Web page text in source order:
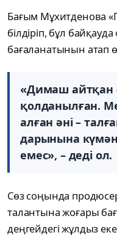
Бағым Мұхитденова
білдіріп, бұл
бағаланатынын атап
«Димаш айтқан
қолданылған.
алған әні –
дарынына күмән
емес», – деді ол.
Сөз соңында
талантына жоғары
деңгейдегі жұлдыз